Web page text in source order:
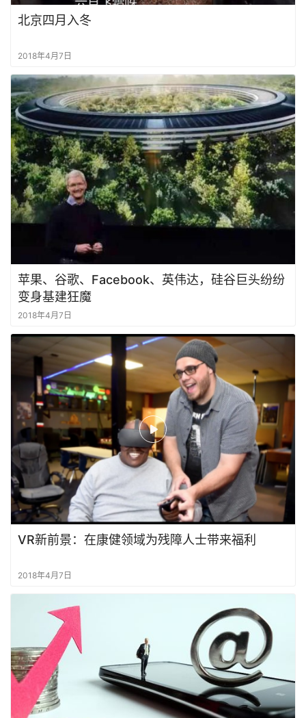
北京四月入冬
2018年4月7日
苹果、谷歌、Facebook、英伟达，硅谷巨头纷纷
变身基建狂魔
2018年4月7日
VR新前景：在康健领域为残障人士带来福利
2018年4月7日